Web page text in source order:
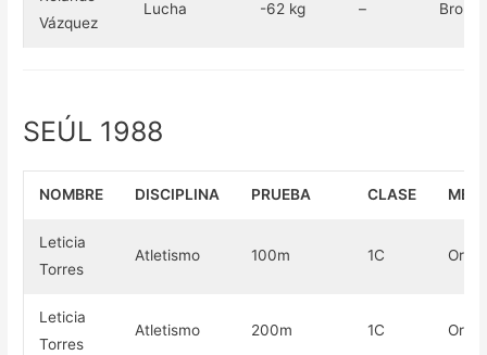
Vázquez
Lucha -62 kg –
SEÚL 1988
NOMBRE DISCIPLINA PRUEBA CLASE
Leticia
Torres
Atletismo 100m 1C Oro
Leticia
Torres
Atletismo 200m 1C Oro